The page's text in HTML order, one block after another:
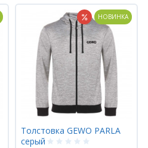
НОВИНКА
Толстовка GEWO PARLA
серый